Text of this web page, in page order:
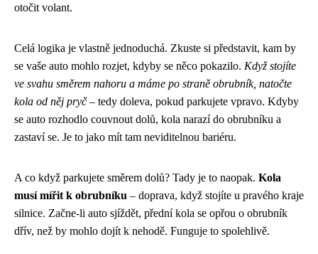
otočit volant.
Celá logika je vlastně jednoduchá. Zkuste si představit, kam by
se vaše auto mohlo rozjet, kdyby se něco pokazilo. Když stojíte
ve svahu směrem nahoru a máme po straně obrubník, natočte
kola od něj pryč– tedy doleva, pokud parkujete vpravo. Kdyby
se auto rozhodlo couvnout dolů, kola narazí do obrubníku a
zastaví se. Je to jako mít tam neviditelnou bariéru.
A co když parkujete směrem dolů? Tady je to naopak. Kola
musí mířit k obrubníku – doprava, když stojíte u pravého kraje
silnice. Začne-li auto sjíždět, přední kola se opřou o obrubník
dřív, než by mohlo dojít k nehodě. Funguje to spolehlivě.